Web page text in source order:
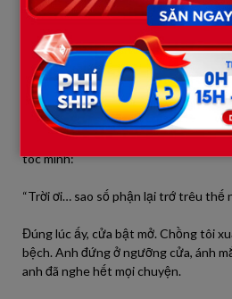
lại yêu và lấy chính con trai ông ấy.”
Tôi há miệng mà không thể phát ra
sụp đổ. Chồng tôi… người tôi yêu
cùng cha khác mẹcủa tôi?
Trong đầu tôi quay cuồng, từng
giờ biến thành dao nhọn, cắm thẳng
tóc mình:
“Trời ơi… sao số phận lại trớ trêu thế
Đúng lúc ấy, cửa bật mở. Chồng tôi
bệch. Anh đứng ở ngưỡng cửa, ánh
anh đã nghe hết mọi chuyện.